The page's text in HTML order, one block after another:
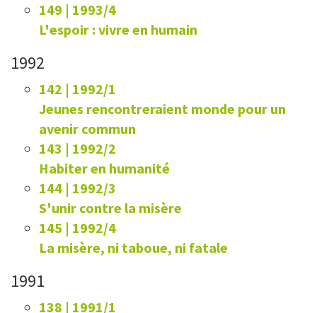
149 | 1993/4
L'espoir : vivre en humain
1992
142 | 1992/1
Jeunes rencontreraient monde pour un
avenir commun
143 | 1992/2
Habiter en humanité
144 | 1992/3
S'unir contre la misère
145 | 1992/4
La misère, ni taboue, ni fatale
1991
138 | 1991/1